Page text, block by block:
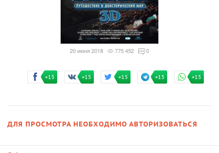
20 июня 2018 775 452 0
+15 +15 +15 +15 +15
ДЛЯ ПРОСМОТРА НЕОБХОДИМО АВТОРИЗОВАТЬСЯ